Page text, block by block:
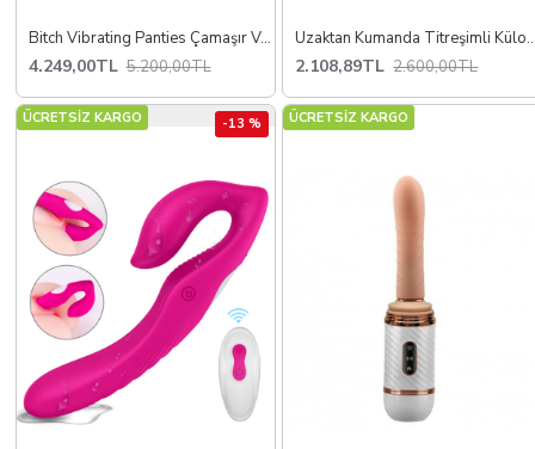
Bitch Vibrating Panties Çamaşır Ve Kumandalı Vibratör
4.249,00TL 5.200,00TL
Uzaktan Kumanda
2.108,89TL 2.600,00TL
ÜCRETSİZ KARGO -13 % ÜCRETSİZ KARGO